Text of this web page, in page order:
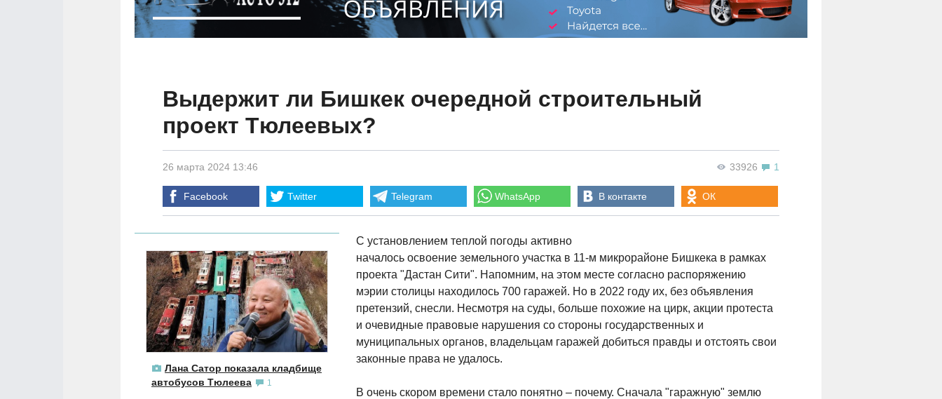
Выдержит ли Бишкек очередной строительный
проект Тюлеевых?
33926 1
26 марта 2024 13:46
Facebook Twitter Telegram WhatsApp В контакте ОК
Лана Сатор показала кладбище
автобусов Тюлеева
1
С установлением теплой погоды активно
началось освоение земельного участка в 11-м микрорайоне Бишкека в рамках
проекта "Дастан Сити". Напомним, на этом месте согласно распоряжению
мэрии столицы находилось 700 гаражей. Но в 2022 году их, без объявления
претензий, снесли. Несмотря на суды, больше похожие на цирк, акции протеста
и очевидные правовые нарушения со стороны государственных и
муниципальных органов, владельцам гаражей добиться правды и отстоять свои
законные права не удалось.
В очень скором времени стало понятно – почему. Сначала "гаражную" землю